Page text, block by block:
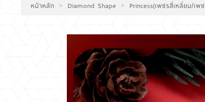
สั่งเพชร GIA นำเข้า
ติดต่อเรา
เกี่ยวกับเรา
หน้าหลัก > Diamond Shape > Princess(เพชรสี่เหลี่ยม/เพ